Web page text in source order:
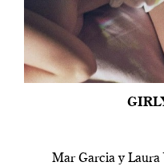
Mar Garcia y Laura